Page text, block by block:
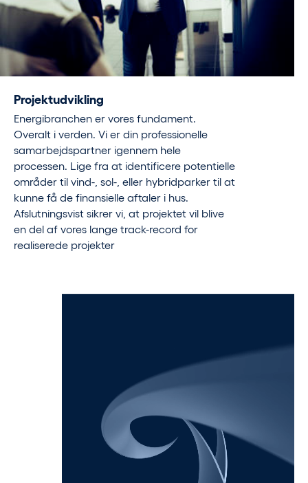
Projektudvikling
Energibranchen er vores fundament.
Overalt i verden. Vi er din professionelle
samarbejdspartner igennem hele
processen. Lige fra at identificere potentielle
områder til vind-, sol-, eller hybridparker til at
kunne få de finansielle aftaler i hus.
Afslutningsvist sikrer vi, at projektet vil blive
en del af vores lange track-record for
realiserede projekter